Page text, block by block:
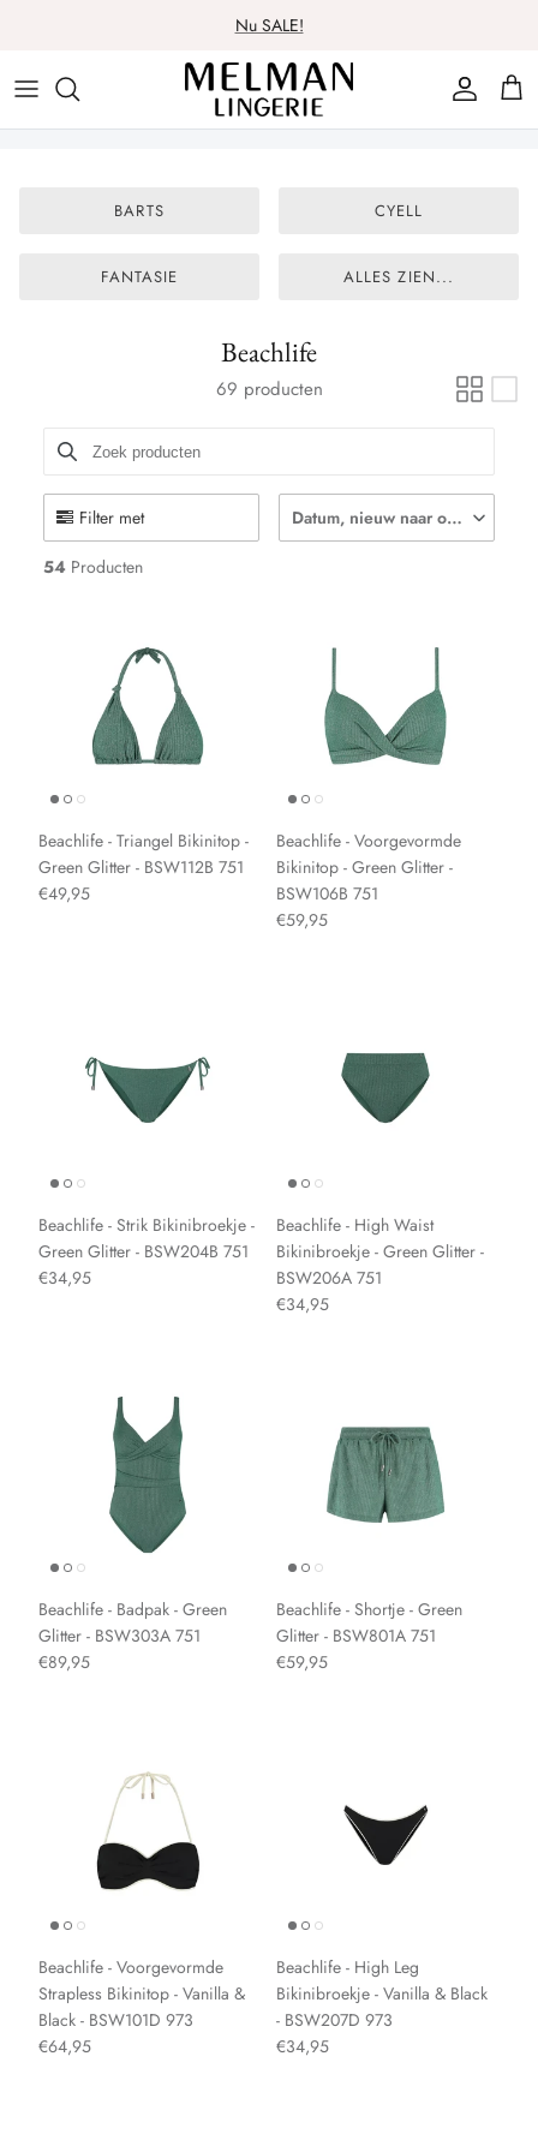
content
Nu SALE!
Lingerie
Nachtmode
Ondergoed
Lingerie
Ondergoed
Over ons
Cadeaubon
Wasadvies
Contact
BARTS CYELL
FANTASIE ALLES ZIEN...
Beachlife
69 producten
Filter met
54 Producten
Datum, nieuw naar oud
Beachlife - Triangel Bikinitop -
Green Glitter - BSW112B 751
€49,95
Beachlife - Voorgevormde
Bikinitop - Green Glitter -
BSW106B 751
€59,95
Beachlife - Strik Bikinibroekje -
Green Glitter - BSW204B 751
€34,95
Beachlife - High Waist
Bikinibroekje - Green Glitter -
BSW206A 751
€34,95
Beachlife - Badpak - Green
Glitter - BSW303A 751
€89,95
Beachlife - Shortje - Green
Glitter - BSW801A 751
€59,95
Beachlife - Voorgevormde
Strapless Bikinitop - Vanilla &
Black - BSW101D 973
€64,95
Beachlife - High Leg
Bikinibroekje - Vanilla & Black
- BSW207D 973
€34,95